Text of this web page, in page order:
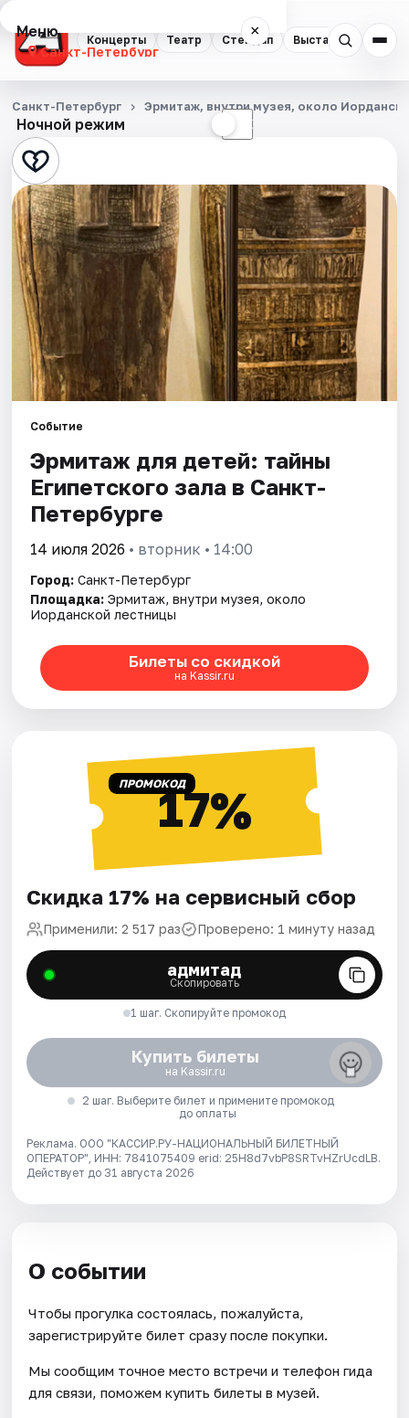
Концерты Театр Стендап Выставки
Меню ×
Санкт-Петербург
Концерты
Театр
Стендап
Выставки
Квесты
Экскурсии
Спорт
События
Города
Площадки
Артисты
Рейтинги
Ночной режим ☾
Санкт-Петербург Эрмитаж, внутри музея, около
Событие
Эрмитаж для детей: тайны
Египетского зала в Санкт-
Петербурге
14 июля 2026 • вторник • 14:00
Город: Санкт-Петербург
Площадка: Эрмитаж, внутри музея, около
Иорданской лестницы
Билеты со скидкой
на Kassir.ru
ПРОМОКОД17%
Скидка 17% на сервисный сбор
Применили: 2 517 раз Проверено: 1 минуту назад
адмитад
Скопировать
1 шаг. Скопируйте промокод
Купить билеты
на Kassir.ru
2 шаг. Выберите билет и примените промокод
до оплаты
Реклама. ООО "КАССИР.РУ-НАЦИОНАЛЬНЫЙ БИЛЕТНЫЙ
ОПЕРАТОР", ИНН: 7841075409 erid: 25H8d7vbP8SRTvHZrUcdLB.
Действует до 31 августа 2026
О событии
Чтобы прогулка состоялась, пожалуйста,
зарегистрируйте билет сразу после покупки.
Мы сообщим точное место встречи и телефон гида
для связи, поможем купить билеты в музей.